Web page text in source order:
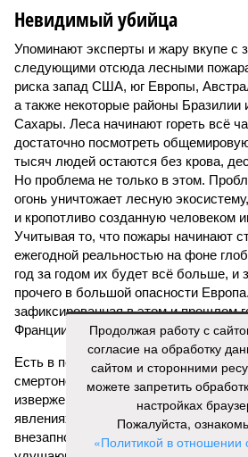
Невидимый убийца
Упоминают эксперты и жару вкупе с
следующими отсюда лесными
риска запад США, юг Европы,
а также некоторые районы Бразилии
Сахары. Леса начинают гореть всё
достаточно посмотреть
тысяч людей остаются без крова,
Но проблема не только в этом.
огонь уничтожает лесную
и кропотливо созданную человеком
Учитывая то, что пожары начинают
ежегодной реальностью на фоне
год за годом их будет всё больше, и
прочего в большой опасности
зафиксированная в этом и прошлом
Франции, тому лучшее
Есть в перечне A-Z Animals и
смертоносная. Это, в частности,
извержения», о которых мало кто
явлениях, когда большое количество
внезапно вырывается из глубин
Продолжая работу с
согласие на обработку
сайтом и сторонними
можете запретить
настройках
Пожалуйста,
«Политикой в отношении